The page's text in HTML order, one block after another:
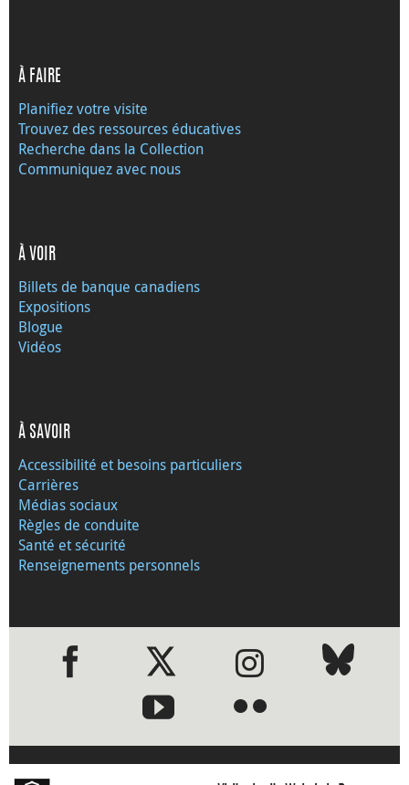
À FAIRE
Planifiez votre visite
Trouvez des ressources éducatives
Recherche dans la Collection
Communiquez avec nous
À VOIR
Billets de banque canadiens
Expositions
Blogue
Vidéos
À SAVOIR
Accessibilité et besoins particuliers
Carrières
Médias sociaux
Règles de conduite
Santé et sécurité
Renseignements personnels
●●